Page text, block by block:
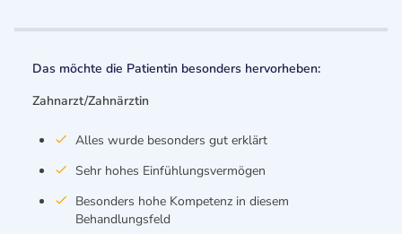
Das möchte die Patientin besonders hervorheben:
Zahnarzt/Zahnärztin
Alles wurde besonders gut erklärt
Sehr hohes Einfühlungsvermögen
Besonders hohe Kompetenz in diesem
Behandlungsfeld